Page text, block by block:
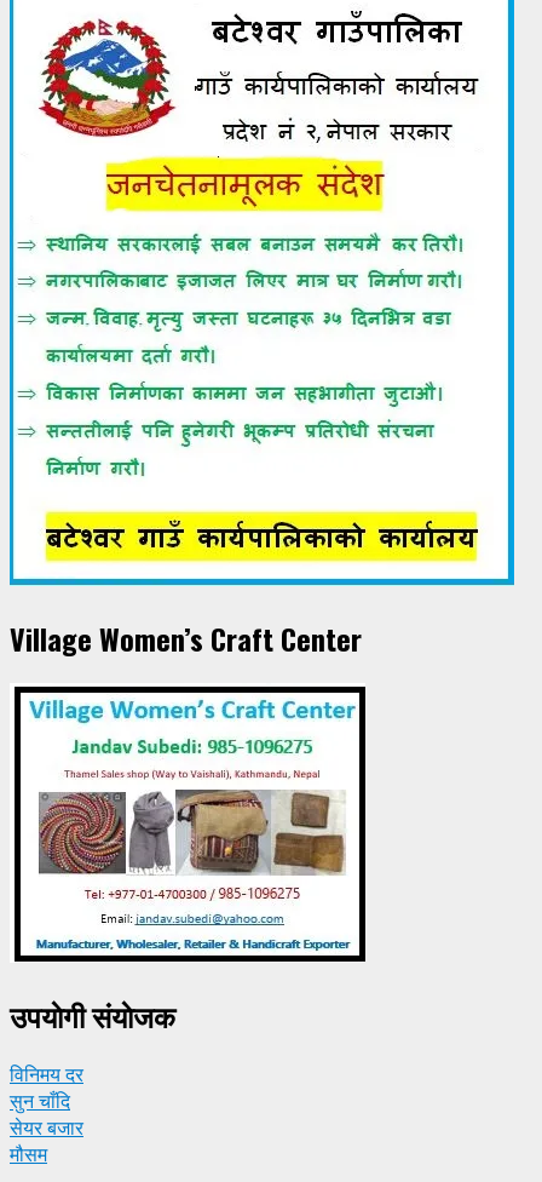
Village Women’s Craft Center
उपयाेगी संयाेजक
विनिमय दर
सुन चाँदि
सेयर बजार
मौसम